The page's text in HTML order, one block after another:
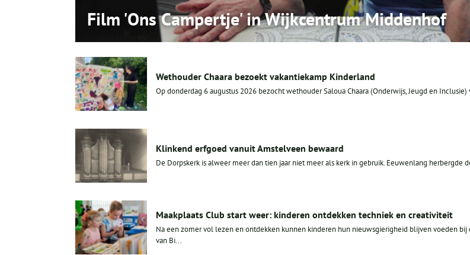
Film 'Ons Campertje' in Wijkcentrum Middenhof
Wethouder Chaara bezoekt vakantiekamp Kinderland
Op donderdag 6 augustus 2026 bezocht wethouder Saloua Chaara (Onderwijs, Jeugd en
Klinkend erfgoed vanuit Amstelveen bewaard
De Dorpskerk is alweer meer dan tien jaar niet meer als kerk in gebruik. Eeuwenlang herbergde
Maakplaats Club start weer: kinderen ontdekken techniek en creativiteit
Na een zomer vol lezen en ontdekken kunnen kinderen hun nieuwsgierigheid blijven voeden bij
van Bi...